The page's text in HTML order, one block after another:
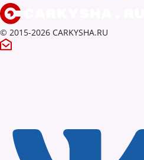
© 2015-2026 CARKYSHA.RU